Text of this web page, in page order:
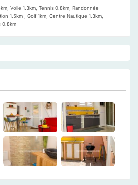
Voile 1.3km, Tennis 0.8km, Randonnée
1.5km , Golf 1km, Centre Nautique 1.3km,
0.8km